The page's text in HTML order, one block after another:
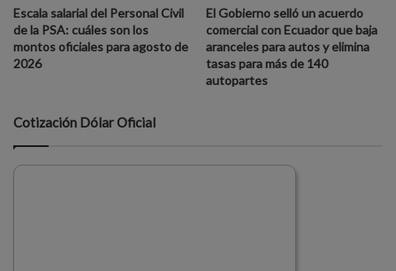
Escala salarial del Personal Civil
de la PSA: cuáles son los
montos oficiales para agosto de
2026
El Gobierno selló un acuerdo
comercial con Ecuador que baja
aranceles para autos y elimina
tasas para más de 140
autopartes
Cotización Dólar Oficial